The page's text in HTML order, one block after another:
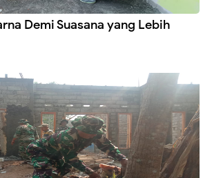
Demi Suasana yang Lebih